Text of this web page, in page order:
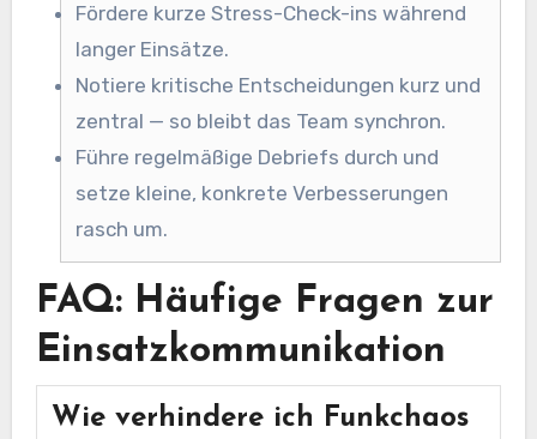
Fördere kurze Stress-Check-ins während
langer Einsätze.
Notiere kritische Entscheidungen kurz und
zentral — so bleibt das Team synchron.
Führe regelmäßige Debriefs durch und
setze kleine, konkrete Verbesserungen
rasch um.
FAQ: Häufige Fragen zur
Einsatzkommunikation
Wie verhindere ich Funkchaos